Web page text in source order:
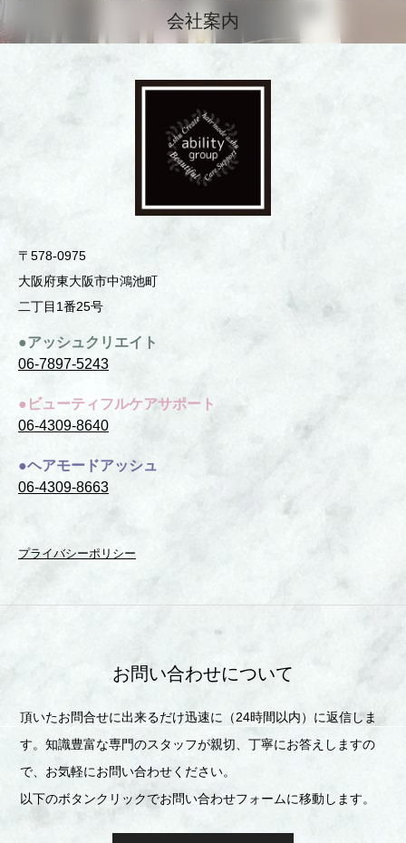
会社案内
〒578-0975
⼤阪府東⼤阪市中鴻池町
⼆丁⽬1番25号
●アッシュクリエイト
06-7897-5243
●ビューティフルケアサポート
06-4309-8640
●ヘアモードアッシュ
06-4309-8663
プライバシーポリシー
お問い合わせについて
頂いたお問合せに出来るだけ迅速に（24時間以内）に返信しま
す。知識豊富な専門のスタッフが親切、丁寧にお答えしますの
で、お気軽にお問い合わせください。
以下のボタンクリックでお問い合わせフォームに移動します。